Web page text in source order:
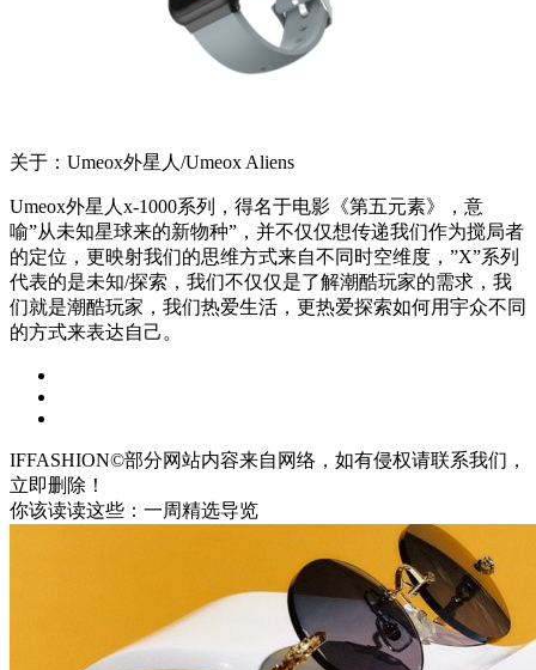
关于：Umeox外星人/Umeox Aliens
Umeox外星人x-1000系列，得名于电影《第五元素》，意
喻”从未知星球来的新物种”，并不仅仅想传递我们作为搅局者
的定位，更映射我们的思维方式来自不同时空维度，”X”系列
代表的是未知/探索，我们不仅仅是了解潮酷玩家的需求，我
们就是潮酷玩家，我们热爱生活，更热爱探索如何用宇众不同
的方式来表达自己。
IFFASHION©部分网站内容来自网络，如有侵权请联系我们，
立即删除！
你该读读这些：一周精选导览